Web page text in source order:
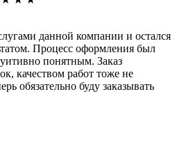
данной компании и остался
Процесс оформления был
понятным. Заказ
качеством работ тоже не
обязательно буду заказывать